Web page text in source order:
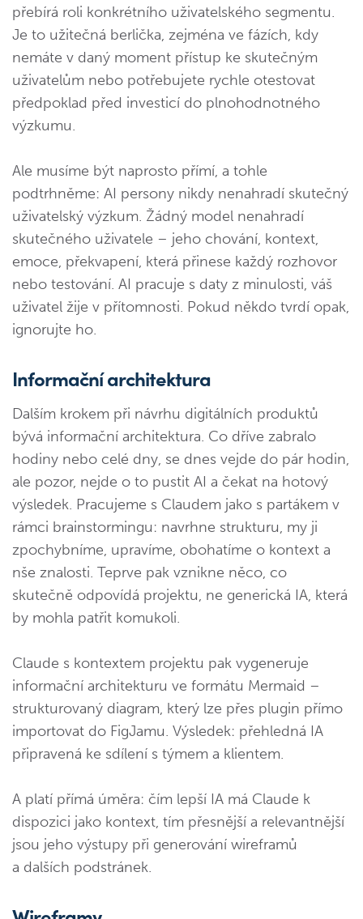
přebírá roli konkrétního uživatelského segmentu.
Je to užitečná berlička, zejména ve fázích, kdy
nemáte v daný moment přístup ke skutečným
uživatelům nebo potřebujete rychle otestovat
předpoklad před investicí do plnohodnotného
výzkumu.
Ale musíme být naprosto přímí, a tohle
podtrhněme: AI persony nikdy nenahradí skutečný
uživatelský výzkum. Žádný model nenahradí
skutečného uživatele – jeho chování, kontext,
emoce, překvapení, která přinese každý rozhovor
nebo testování. AI pracuje s daty z minulosti, váš
uživatel žije v přítomnosti. Pokud někdo tvrdí opak,
ignorujte ho.
Informační architektura
Dalším krokem při návrhu digitálních produktů
bývá informační architektura. Co dříve zabralo
hodiny nebo celé dny, se dnes vejde do pár hodin,
ale pozor, nejde o to pustit AI a čekat na hotový
výsledek. Pracujeme s Claudem jako s partákem v
rámci brainstormingu: navrhne strukturu, my ji
zpochybníme, upravíme, obohatíme o kontext a
nše znalosti. Teprve pak vznikne něco, co
skutečně odpovídá projektu, ne generická IA, která
by mohla patřit komukoli.
Claude s kontextem projektu pak vygeneruje
informační architekturu ve formátu Mermaid –
strukturovaný diagram, který lze přes plugin přímo
importovat do FigJamu. Výsledek: přehledná IA
připravená ke sdílení s týmem a klientem.
A platí přímá úměra: čím lepší IA má Claude k
dispozici jako kontext, tím přesnější a relevantnější
jsou jeho výstupy při generování wireframů
a dalších podstránek.